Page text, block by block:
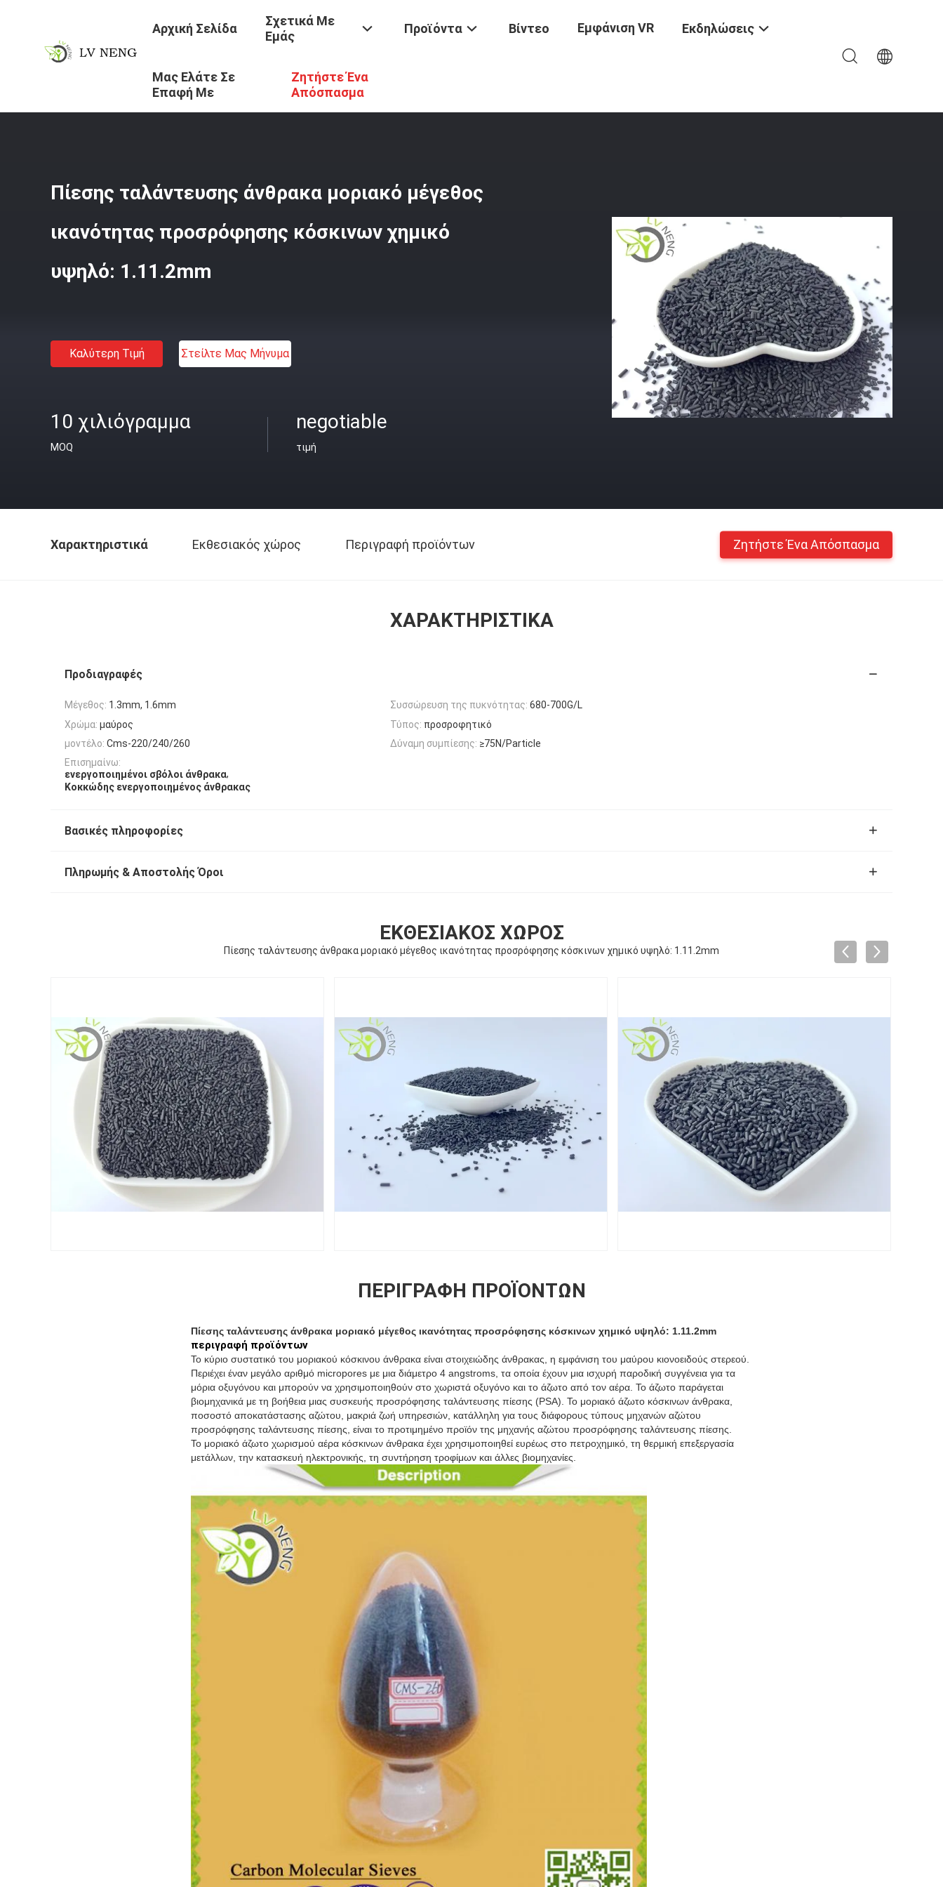
Αρχική Σελίδα
Σχετικά Με
Εμάς
Προϊόντα Βίντεο Εμφάνιση VR Εκδηλώσεις
Μας Ελάτε Σε
Επαφή Με
Ζητήστε Ένα
Απόσπασμα
Προϊόντα / Μοριακό Κόσκινο Άνθρακα / Πίεσης Ταλάντευσης Άνθρακα Μοριακό Μέγεθος Ικανότητας Προσρόφησης Κόσκινων Χημικό Υψηλό: 1.11.2mm
Πίεσης ταλάντευσης άνθρακα μοριακό μέγεθος
ικανότητας προσρόφησης κόσκινων χημικό
υψηλό: 1.11.2mm
Καλύτερη Τιμή Στείλτε Μας Μήνυμα
10 χιλιόγραμμα
MOQ
negotiable
τιμή
Χαρακτηριστικά Εκθεσιακός χώρος Περιγραφή προϊόντων Ζητήστε Ένα Απόσπασμα
ΧΑΡΑΚΤΗΡΙΣΤΙΚΆ
Προδιαγραφές
Μέγεθος: 1.3mm, 1.6mm Συσσώρευση της πυκνότητας: 680-700G/L
Χρώμα: μαύρος Τύπος: προσροφητικό
μοντέλο: Cms-220/240/260 Δύναμη συμπίεσης: ≥75N/Particle
Επισημαίνω:
ενεργοποιημένοι σβόλοι άνθρακα,
Κοκκώδης ενεργοποιημένος άνθρακας
Βασικές πληροφορίες
Πληρωμής & Αποστολής Όροι
ΕΚΘΕΣΙΑΚΌΣ ΧΏΡΟΣ
Πίεσης ταλάντευσης άνθρακα μοριακό μέγεθος ικανότητας προσρόφησης κόσκινων χημικό υψηλό: 1.11.2mm
ΠΕΡΙΓΡΑΦΉ ΠΡΟΪΌΝΤΩΝ
Πίεσης ταλάντευσης άνθρακα μοριακό μέγεθος ικανότητας προσρόφησης κόσκινων χημικό υψηλό: 1.11.2mm
περιγραφή προϊόντων
Το κύριο συστατικό του μοριακού κόσκινου άνθρακα είναι στοιχειώδης άνθρακας, η εμφάνιση του μαύρου κιονοειδούς στερεού.
Περιέχει έναν μεγάλο αριθμό micropores με μια διάμετρο 4 angstroms, τα οποία έχουν μια ισχυρή παροδική συγγένεια για τα
μόρια οξυγόνου και μπορούν να χρησιμοποιηθούν στο χωριστά οξυγόνο και το άζωτο από τον αέρα. Το άζωτο παράγεται
βιομηχανικά με τη βοήθεια μιας συσκευής προσρόφησης ταλάντευσης πίεσης (PSA). Το μοριακό άζωτο κόσκινων άνθρακα,
ποσοστό αποκατάστασης αζώτου, μακριά ζωή υπηρεσιών, κατάλληλη για τους διάφορους τύπους μηχανών αζώτου
προσρόφησης ταλάντευσης πίεσης, είναι το προτιμημένο προϊόν της μηχανής αζώτου προσρόφησης ταλάντευσης πίεσης.
Το μοριακό άζωτο χωρισμού αέρα κόσκινων άνθρακα έχει χρησιμοποιηθεί ευρέως στο πετροχημικό, τη θερμική επεξεργασία
μετάλλων, την κατασκευή ηλεκτρονικής, τη συντήρηση τροφίμων και άλλες βιομηχανίες.